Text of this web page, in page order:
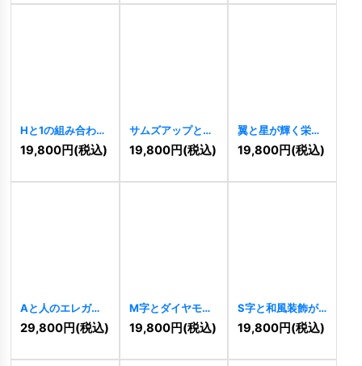
Hと1の組み合わせ
ロゴ[11263]
19,800円(税込)
サムズアップと輝
きのロゴ [11251]
19,800円(税込)
翼と星が輝く栄光
と成功のロゴ
11242 ]
19,800円(税込)
Aと人のエレガン
トなロゴ[11205]
29,800円(税込)
M字とダイヤモン
ドの力強い成長ロ
ゴ [ 11199 ]
19,800円(税込)
S字と和風装飾が
融合した躍動のロ
ゴ [ 11198 ]
19,800円(税込)